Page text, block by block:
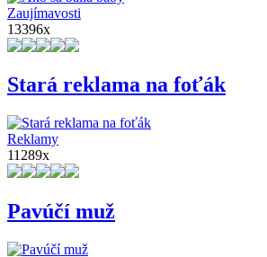
Zaujímavosti
13396x
Stará reklama na foťák
Reklamy
11289x
Pavúčí muž